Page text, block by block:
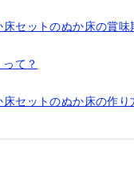
セットのぬか床の賞味
て？
セットのぬか床の作